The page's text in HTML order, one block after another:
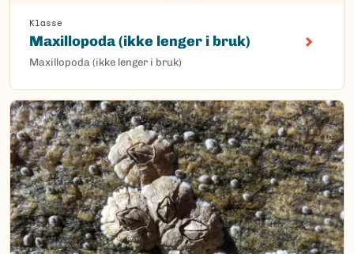
Klasse
Maxillopoda (ikke lenger i bruk)
Maxillopoda (ikke lenger i bruk)